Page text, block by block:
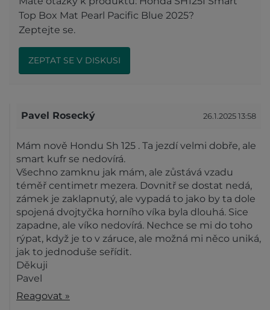
Top Box Mat Pearl Pacific Blue 2025?
Zeptejte se.
ZEPTAT SE V DISKUSI
Pavel Rosecký 26.1.2025 13:58
Mám nově Hondu Sh 125 . Ta jezdí velmi dobře, ale
smart kufr se nedovírá.
Všechno zamknu jak mám, ale zůstává vzadu
téměř centimetr mezera. Dovnitř se dostat nedá,
zámek je zaklapnutý, ale vypadá to jako by ta dole
spojená dvojtyčka horního víka byla dlouhá. Sice
zapadne, ale víko nedovírá. Nechce se mi do toho
rýpat, když je to v záruce, ale možná mi něco uniká,
jak to jednoduše seřídit.
Děkuji
Pavel
Reagovat »